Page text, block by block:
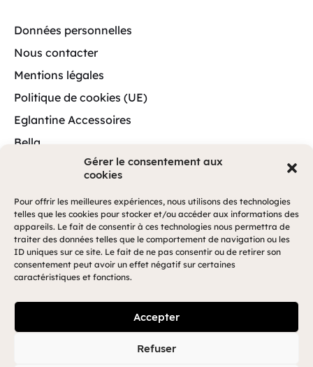
Gérer le consentement aux
cookies
Pour offrir les meilleures expériences, nous utilisons des technologies
telles que les cookies pour stocker et/ou accéder aux informations des
appareils. Le fait de consentir à ces technologies nous permettra de
traiter des données telles que le comportement de navigation ou les
ID uniques sur ce site. Le fait de ne pas consentir ou de retirer son
consentement peut avoir un effet négatif sur certaines
caractéristiques et fonctions.
Accepter
Refuser
Données personnelles
Nous contacter
Mentions légales
Politique de cookies (UE)
Eglantine Accessoires
Bella
© Bella.Réalisé parA3 Web.